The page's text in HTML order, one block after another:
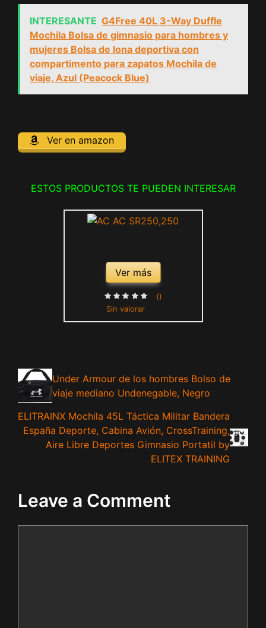
INTERESANTE G4Free 40L 3-Way Duffle
Mochila Bolsa de gimnasio para hombres y
mujeres Bolsa de lona deportiva con
compartimento para zapatos Mochila de
viaje, Azul (Peacock Blue)
Ver en amazon
ESTOS PRODUCTOS TE PUEDEN INTERESAR
Ver más
Sin valorar
()
Under Armour de los hombres Bolso de
viaje mediano Undenegable, Negro
ELITRAINX Mochila 45L Táctica Militar Bandera
España Deporte, Cabina Avión, CrossTraining,
Aire Libre Deportes Gimnasio Portatil by
ELITEX TRAINING
Leave a Comment